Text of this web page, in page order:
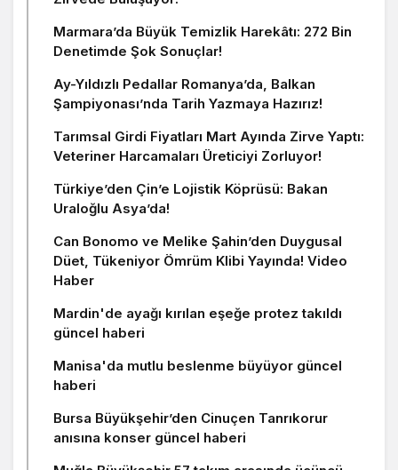
Marmara’da Büyük Temizlik Harekâtı: 272 Bin
Denetimde Şok Sonuçlar!
Ay-Yıldızlı Pedallar Romanya’da, Balkan
Şampiyonası’nda Tarih Yazmaya Hazırız!
Tarımsal Girdi Fiyatları Mart Ayında Zirve Yaptı:
Veteriner Harcamaları Üreticiyi Zorluyor!
Türkiye’den Çin’e Lojistik Köprüsü: Bakan
Uraloğlu Asya’da!
Can Bonomo ve Melike Şahin’den Duygusal
Düet, Tükeniyor Ömrüm Klibi Yayında! Video
Haber
Mardin'de ayağı kırılan eşeğe protez takıldı
güncel haberi
Manisa'da mutlu beslenme büyüyor güncel
haberi
Bursa Büyükşehir’den Cinuçen Tanrıkorur
anısına konser güncel haberi